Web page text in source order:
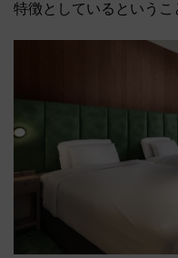
特徴としているというこ